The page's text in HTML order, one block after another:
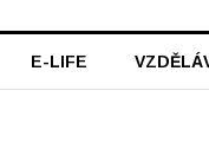
E-LIFE